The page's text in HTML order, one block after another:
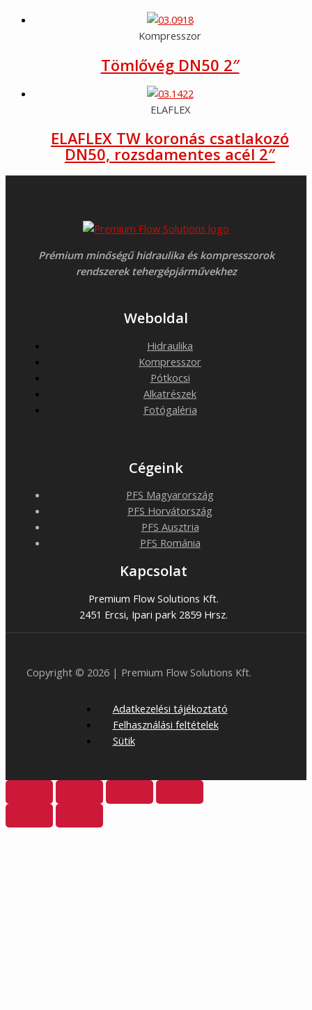
Kompresszor
Tömlővég DN50 2″
ELAFLEX
ELAFLEX TW koronás csatlakozó
DN50, rozsdamentes acél 2″
Prémium minőségű hidraulika és kompresszorok
rendszerek tehergépjárművekhez
Weboldal
Hidraulika
Kompresszor
Pótkocsi
Alkatrészek
Fotógaléria
Cégeink
PFS Magyarország
PFS Horvátország
PFS Ausztria
PFS Románia
Kapcsolat
Premium Flow Solutions Kft.
2451 Ercsi, Ipari park 2859 Hrsz.
Copyright © 2026 | Premium Flow Solutions Kft.
Adatkezelési tájékoztató
Felhasználási feltételek
Sütik